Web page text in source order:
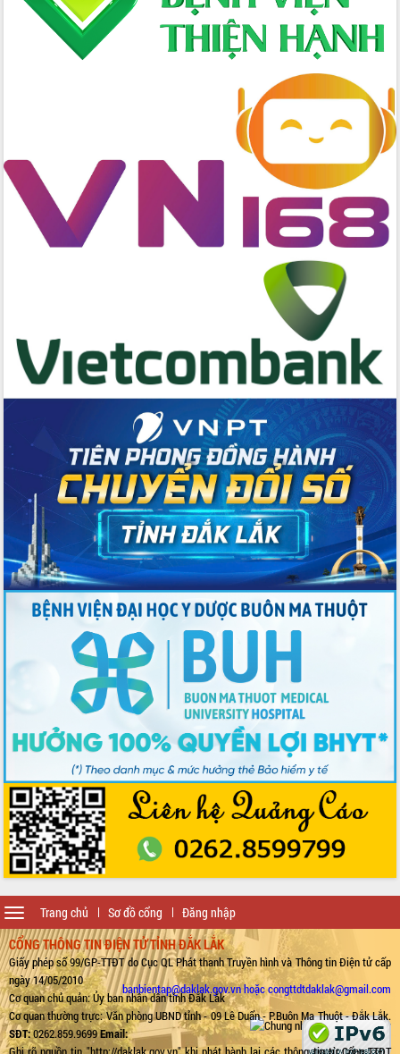
Trang chủ Sơ đồ cổng Đăng nhập
Toggle
navigation
CỔNG THÔNG TIN ĐIỆN TỬ TỈNH ĐẮK LẮK
Giấy phép số 99/GP-TTĐT do Cục QL Phát thanh Truyền hình và Thông tin Điện tử cấp
ngày 14/05/2010
Cơ quan chủ quản: Ủy ban nhân dân tỉnh Đắk Lắk
Cơ quan thường trực: Văn phòng UBND tỉnh - 09 Lê Duẩn - P.Buôn Ma Thuột - Đắk Lắk.
SĐT:0262.859.9699Email:
banbientap@daklak.gov.vn hoặc congttdtdaklak@gmail.com